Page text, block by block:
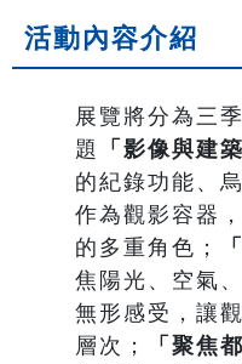
活動內容介紹
展覽將分為三
題
「影像與建
的紀錄功能、
作為觀影容器
的多重角色；
焦陽光、空氣
無形感受，讓
層次；
「聚焦